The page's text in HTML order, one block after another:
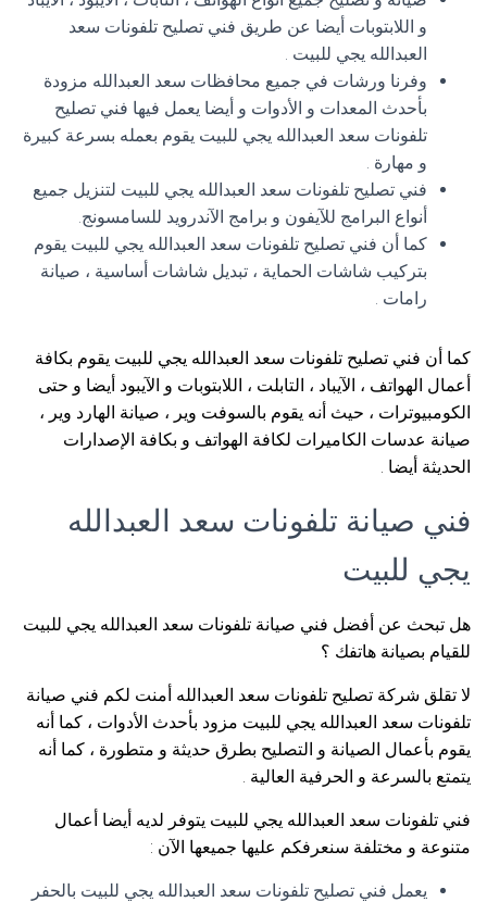
و اللابتوبات أيضا عن طريق فني تصليح تلفونات سعد
العبدالله يجي للبيت .
وفرنا ورشات في جميع محافظات سعد العبدالله مزودة
بأحدث المعدات و الأدوات و أيضا يعمل فيها فني تصليح
تلفونات سعد العبدالله يجي للبيت يقوم بعمله بسرعة كبيرة
و مهارة .
فني تصليح تلفونات سعد العبدالله يجي للبيت لتنزيل جميع
أنواع البرامج للآيفون و برامج الآندرويد للسامسونج.
كما أن فني تصليح تلفونات سعد العبدالله يجي للبيت يقوم
بتركيب شاشات الحماية ، تبديل شاشات أساسية ، صيانة
رامات .
كما أن فني تصليح تلفونات سعد العبدالله يجي للبيت يقوم بكافة
أعمال الهواتف ، الآيباد ، التابلت ، اللابتوبات و الآيبود أيضا و حتى
الكومبيوترات ، حيث أنه يقوم بالسوفت وير ، صيانة الهارد وير ،
صيانة عدسات الكاميرات لكافة الهواتف و بكافة الإصدارات
الحديثة أيضا .
فني صيانة تلفونات سعد العبدالله
يجي للبيت
هل تبحث عن أفضل فني صيانة تلفونات سعد العبدالله يجي للبيت
للقيام بصيانة هاتفك ؟
لا تقلق شركة تصليح تلفونات سعد العبدالله أمنت لكم فني صيانة
تلفونات سعد العبدالله يجي للبيت مزود بأحدث الأدوات ، كما أنه
يقوم بأعمال الصيانة و التصليح بطرق حديثة و متطورة ، كما أنه
يتمتع بالسرعة و الحرفية العالية .
فني تلفونات سعد العبدالله يجي للبيت يتوفر لديه أيضا أعمال
متنوعة و مختلفة سنعرفكم عليها جميعها الآن :
يعمل فني تصليح تلفونات سعد العبدالله يجي للبيت بالحفر